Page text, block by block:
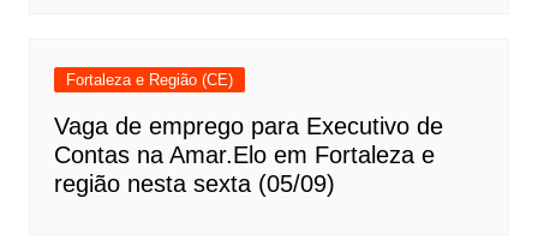
Fortaleza e Região (CE)
Vaga de emprego para Executivo de
Contas na Amar.Elo em Fortaleza e
região nesta sexta (05/09)